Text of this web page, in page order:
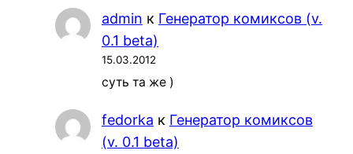
admin к Генератор комиксов (v.
0.1 beta)
15.03.2012
суть та же )
fedorka к Генератор комиксов
(v. 0.1 beta)